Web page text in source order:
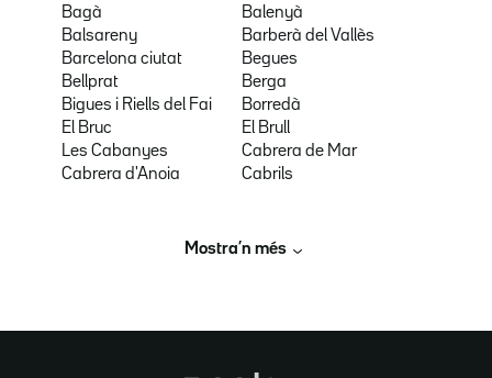
Bagà
Balenyà
Balsareny
Barberà del Vallès
Barcelona ciutat
Begues
Bellprat
Berga
Bigues i Riells del Fai
Borredà
El Bruc
El Brull
Les Cabanyes
Cabrera de Mar
Cabrera d'Anoia
Cabrils
Mostra’n més